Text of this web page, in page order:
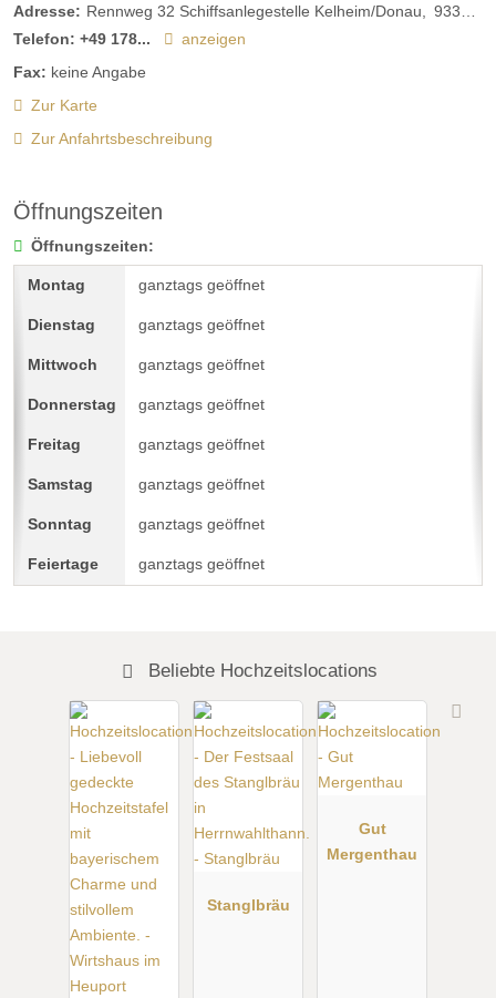
Adresse: Rennweg 32 Schiffsanlegestelle Kelheim/Donau 93309
Telefon: +49 178...
anzeigen
Fax: keine Angabe
Zur Karte
Zur Anfahrtsbeschreibung
Öffnungszeiten
Öffnungszeiten:
ganztags geöffnet
ganztags geöffnet
ganztags geöffnet
ganztags geöffnet
ganztags geöffnet
ganztags geöffnet
ganztags geöffnet
ganztags geöffnet
Beliebte Hochzeitslocations
Stanglbräu
Gut
Mergenthau